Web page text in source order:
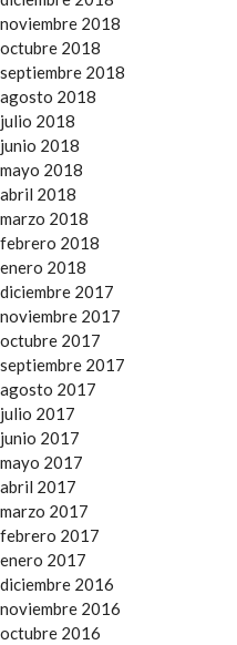
noviembre 2018
octubre 2018
septiembre 2018
agosto 2018
julio 2018
junio 2018
mayo 2018
abril 2018
marzo 2018
febrero 2018
enero 2018
diciembre 2017
noviembre 2017
octubre 2017
septiembre 2017
agosto 2017
julio 2017
junio 2017
mayo 2017
abril 2017
marzo 2017
febrero 2017
enero 2017
diciembre 2016
noviembre 2016
octubre 2016